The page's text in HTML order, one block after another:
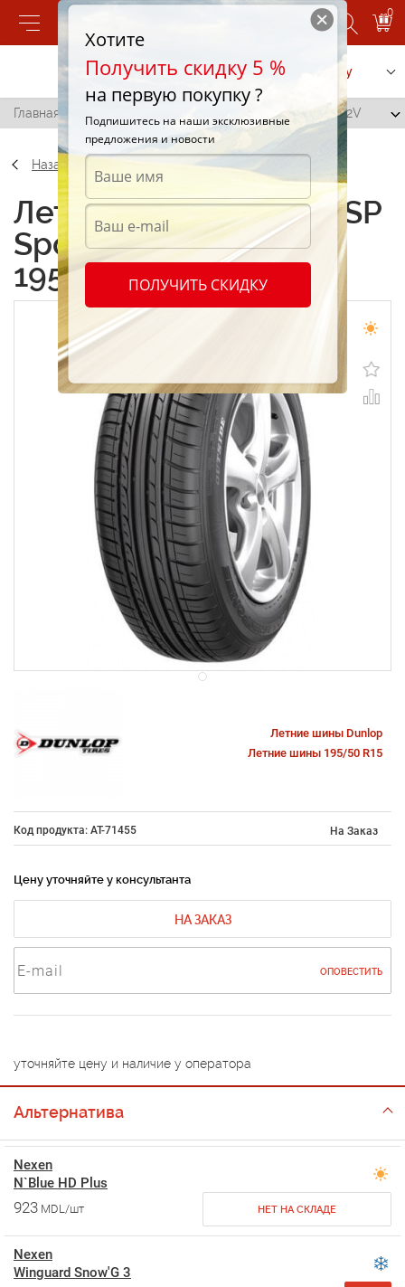
0
Позвонить Заказать услугу
Главная / Dunlop SP Sport FastResponse 195/50 R15 82V
Назад
Летние шины Dunlop SP
Sport FastResponse
195/50 R15 82V
Летние шины Dunlop
Летние шины 195/50 R15
Код продукта: AT-71455 На Заказ
Цену уточняйте у консультанта
НА ЗАКАЗ
ОПОВЕСТИТЬ
уточняйте цену и наличие у оператора
Альтернатива
Nexen
N`Blue HD Plus
923 MDL/шт НЕТ НА СКЛАДЕ
Nexen
Winguard Snow'G 3
Хотите
Получить скидку 5 %
на первую покупку ?
Подпишитесь на наши эксклюзивные
предложения и новости
ПОЛУЧИТЬ СКИДКУ